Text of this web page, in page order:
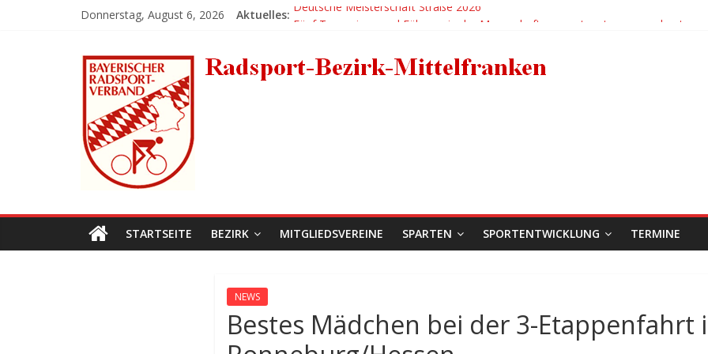
Donnerstag, August 6, 2026 Aktuelles: Deutsche Meisterschaft Straße 2026
Platz 1 für Anja Bertleff
Radsport-
Bezirk-
Mittelfranken
STARTSEITE BEZIRK MITGLIEDSVEREINE SPARTEN SPORTENTWICKLUNG TERMINE
NEWS
Bestes Mädchen bei der 3-Etappenfahrt